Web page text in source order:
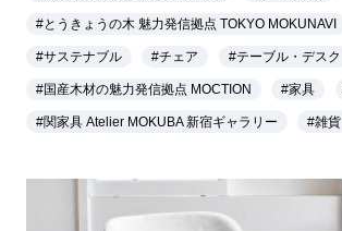
#とうきょうの木 魅力発信拠点 TOKYO MOKUNAVI
#サステナブル #チェア #テーブル・デスク
#国産木材の魅力発信拠点 MOCTION #家具
#関家具 Atelier MOKUBA 新宿ギャラリー #雑貨